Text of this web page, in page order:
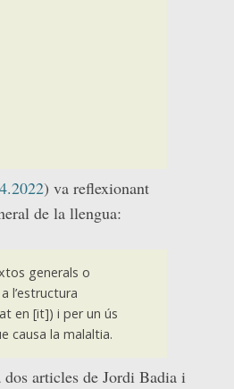
) va reflexionant
de la llengua:
generals o
l’estructura
en [it]) i per un ús
causa la malaltia.
articles de Jordi Badia i